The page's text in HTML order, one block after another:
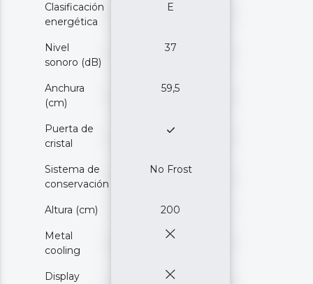
Clasificación
energética
E
Nivel
sonoro (dB)
37
Anchura
(cm)
59,5
Puerta de
cristal
Sistema de
conservación
No Frost
Altura (cm) 200
Metal
cooling
Display